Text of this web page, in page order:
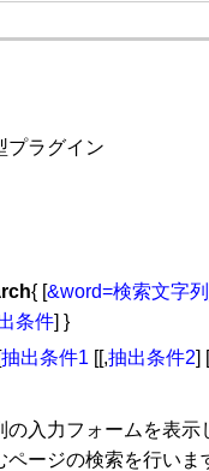
プラグイン
{ [&word=検索文字列
条件] }
[抽出条件1 [[,抽出条件2]
の入力フォームを表示
ページの検索を行いま